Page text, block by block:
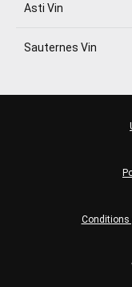
Asti Vin
Sauternes Vin
Conditions